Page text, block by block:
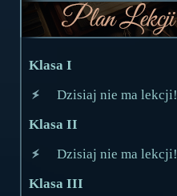
Klasa I
Dzisiaj nie ma lekcji!
Klasa II
Dzisiaj nie ma lekcji!
Klasa III